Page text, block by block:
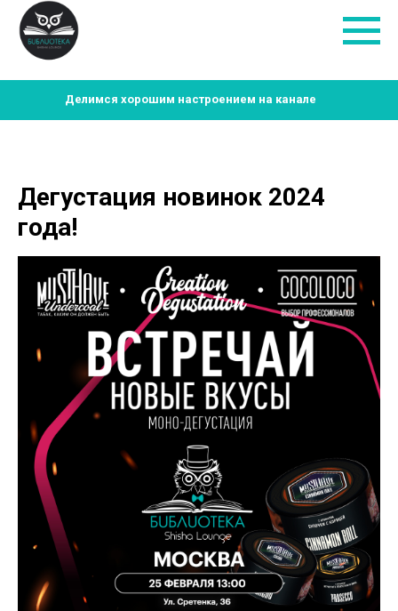
Делимся хорошим настроением на канале
Дегустация новинок 2024
года!